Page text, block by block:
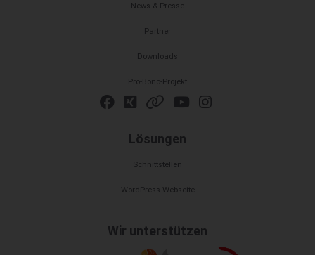
News & Presse
Partner
Downloads
Pro-Bono-Projekt
Lösungen
Schnittstellen
WordPress-Webseite
Wir unterstützen